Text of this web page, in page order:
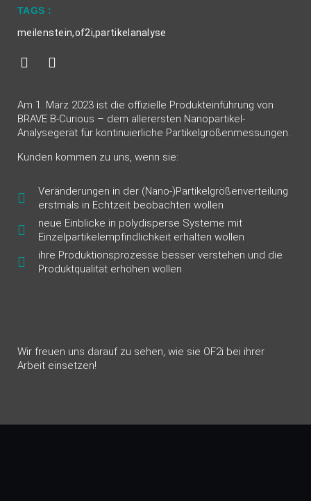
TAGS :
meilenstein,of2i,partikelanalyse
Am 1. März 2023 ist die offizielle Produkteinführung von
BRAVE B-Curious – dem allerersten Nanopartikel-
Analysegerät für kontinuierliche Partikelgrößenmessungen.
Kunden kommen zu uns, wenn sie:
Veränderungen in der (Nano-)Partikelgrößenverteilung
erstmals in Echtzeit beobachten wollen
neue Einblicke in polydisperse Systeme mit
Einzelpartikelempfindlichkeit erhalten wollen
ihre Produktionsprozesse besser verstehen und die
Produktqualität erhöhen wollen
Wir freuen uns darauf zu sehen, wie sie OF2i bei ihrer
Arbeit einsetzen!